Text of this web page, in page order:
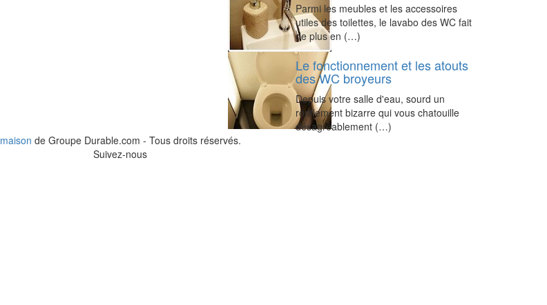
Parmi les meubles et les accessoires
utiles des toilettes, le lavabo des WC fait
de plus en (…)
Le fonctionnement et les atouts
des WC broyeurs
Depuis votre salle d'eau, sourd un
ronflement bizarre qui vous chatouille
désagréablement (…)
maison de Groupe Durable.com - Tous droits réservés.
Suivez-nous